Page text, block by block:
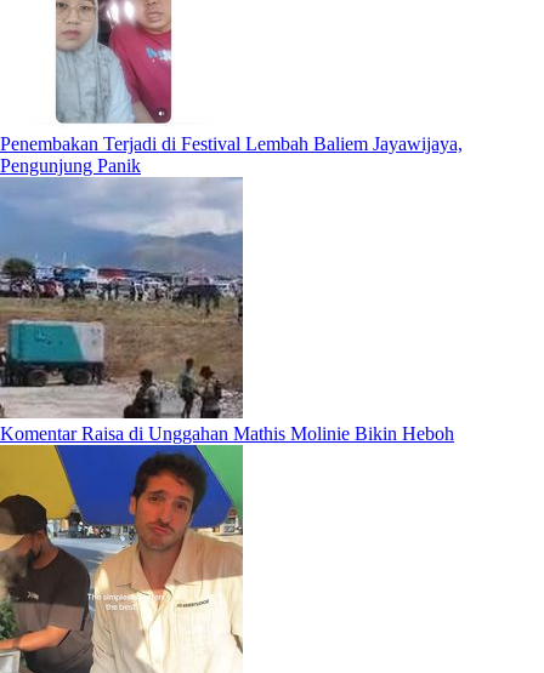
Penembakan Terjadi di Festival Lembah Baliem Jayawijaya,
Pengunjung Panik
Komentar Raisa di Unggahan Mathis Molinie Bikin Heboh